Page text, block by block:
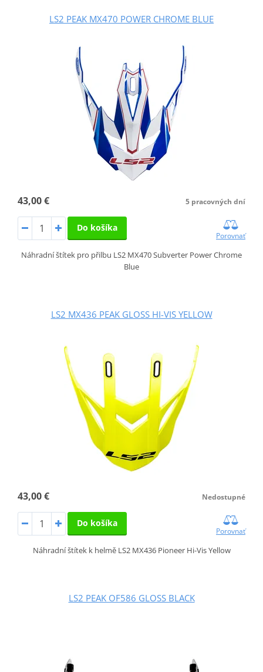
LS2 PEAK MX470 POWER CHROME BLUE
43,00 € 5 pracovných dní
Do košíka
Porovnať
Náhradní štítek pro přilbu LS2 MX470 Subverter Power Chrome
Blue
LS2 MX436 PEAK GLOSS HI-VIS YELLOW
43,00 € Nedostupné
Do košíka
Porovnať
Náhradní štítek k helmě LS2 MX436 Pioneer Hi-Vis Yellow
LS2 PEAK OF586 GLOSS BLACK